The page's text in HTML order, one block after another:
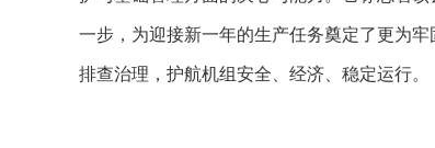
一步，为迎接新一年的生产任务奠定了更为
排查治理，护航机组安全、经济、稳定运行。